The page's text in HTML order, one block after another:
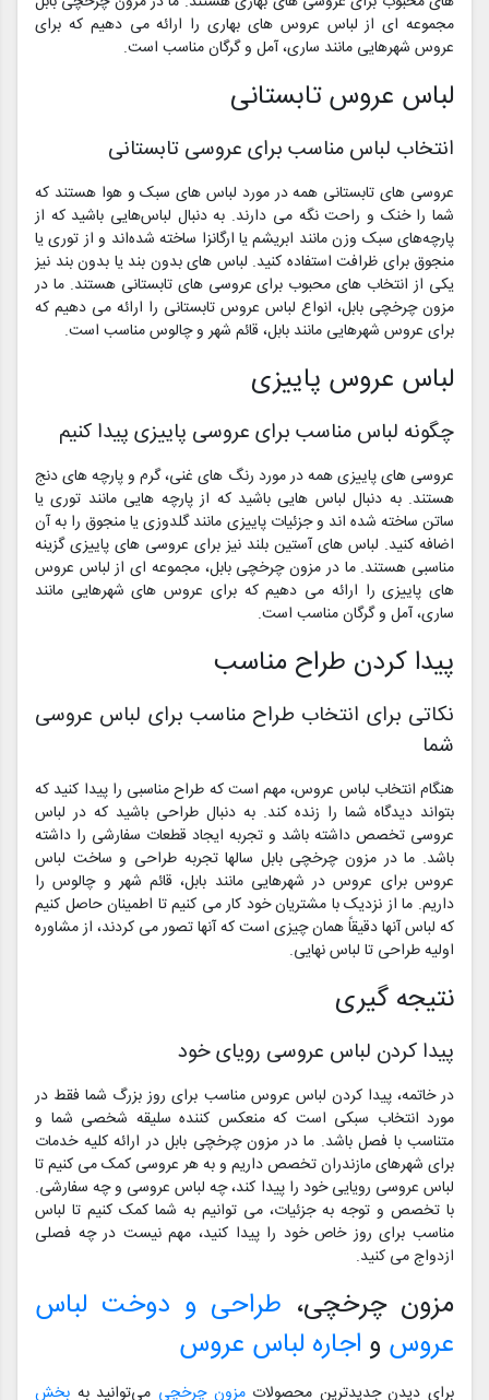
مجموعه ای از لباس عروس های بهاری را ارائه می دهیم که برای
عروس شهرهایی مانند ساری، آمل و گرگان مناسب است.
لباس عروس تابستانی
انتخاب لباس مناسب برای عروسی تابستانی
عروسی های تابستانی همه در مورد لباس های سبک و هوا هستند که
شما را خنک و راحت نگه می دارند. به دنبال لباس‌هایی باشید که از
پارچه‌های سبک وزن مانند ابریشم یا ارگانزا ساخته شده‌اند و از توری یا
منجوق برای ظرافت استفاده کنید. لباس های بدون بند یا بدون بند نیز
یکی از انتخاب های محبوب برای عروسی های تابستانی هستند. ما در
مزون چرخچی بابل، انواع لباس عروس تابستانی را ارائه می دهیم که
برای عروس شهرهایی مانند بابل، قائم شهر و چالوس مناسب است.
لباس عروس پاییزی
چگونه لباس مناسب برای عروسی پاییزی پیدا کنیم
عروسی های پاییزی همه در مورد رنگ های غنی، گرم و پارچه های دنج
هستند. به دنبال لباس هایی باشید که از پارچه هایی مانند توری یا
ساتن ساخته شده اند و جزئیات پاییزی مانند گلدوزی یا منجوق را به آن
اضافه کنید. لباس های آستین بلند نیز برای عروسی های پاییزی گزینه
مناسبی هستند. ما در مزون چرخچی بابل، مجموعه ای از لباس عروس
های پاییزی را ارائه می دهیم که برای عروس های شهرهایی مانند
ساری، آمل و گرگان مناسب است.
پیدا کردن طراح مناسب
نکاتی برای انتخاب طراح مناسب برای لباس عروسی
شما
هنگام انتخاب لباس عروس، مهم است که طراح مناسبی را پیدا کنید که
بتواند دیدگاه شما را زنده کند. به دنبال طراحی باشید که در لباس
عروسی تخصص داشته باشد و تجربه ایجاد قطعات سفارشی را داشته
باشد. ما در مزون چرخچی بابل سالها تجربه طراحی و ساخت لباس
عروس برای عروس در شهرهایی مانند بابل، قائم شهر و چالوس را
داریم. ما از نزدیک با مشتریان خود کار می کنیم تا اطمینان حاصل کنیم
که لباس آنها دقیقاً همان چیزی است که آنها تصور می کردند، از مشاوره
اولیه طراحی تا لباس نهایی.
نتیجه گیری
پیدا کردن لباس عروسی رویای خود
در خاتمه، پیدا کردن لباس عروس مناسب برای روز بزرگ شما فقط در
مورد انتخاب سبکی است که منعکس کننده سلیقه شخصی شما و
متناسب با فصل باشد. ما در مزون چرخچی بابل در ارائه کلیه خدمات
برای شهرهای مازندران تخصص داریم و به هر عروسی کمک می کنیم تا
لباس عروسی رویایی خود را پیدا کند، چه لباس عروسی و چه سفارشی.
با تخصص و توجه به جزئیات، می توانیم به شما کمک کنیم تا لباس
مناسب برای روز خاص خود را پیدا کنید، مهم نیست در چه فصلی
ازدواج می کنید.
مزون چرخچی، طراحی و دوخت لباس
عروس و اجاره لباس عروس
برای دیدن جدیدترین محصولاتمزون چرخچی می‌توانید به بخش